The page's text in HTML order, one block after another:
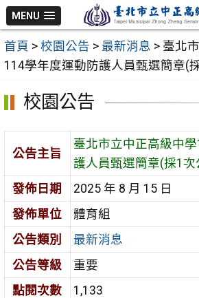
跳
至
主
要
MENU
首頁 > 校園公告 > 最新消息 > 臺北
114學年度運動防護人員甄選簡章(
校園公告
公告主旨
臺北市立中正高級中
護人員甄選簡章(採1
發佈日期
2025 年 8 月 15 日
發佈單位
體育組
公告類別
最新消息
公告等級
重要
點閱次數
1,133